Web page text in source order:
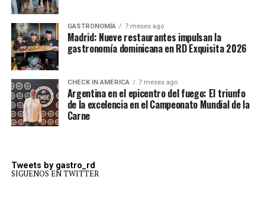
GASTRONOMÍA 7 meses ago
Madrid: Nueve restaurantes impulsan la
gastronomía dominicana en RD Exquisita 2026
CHECK IN AMERICA 7 meses ago
Argentina en el epicentro del fuego: El triunfo
de la excelencia en el Campeonato Mundial de la
Carne
Tweets by gastro_rd
SIGUENOS EN TWITTER